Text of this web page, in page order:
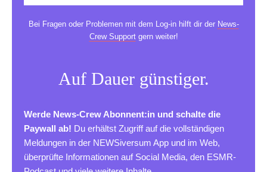
Bei Fragen oder Problemen mit dem Log-in hilft dir der News-
Crew Supportgern weiter!
Auf Dauer günstiger.
Werde News-Crew Abonnent:in und schalte die
Paywall ab! Du erhältst Zugriff auf die vollständigen
Meldungen in der NEWSiversum App und im Web,
überprüfte Informationen auf Social Media, den ESMR-